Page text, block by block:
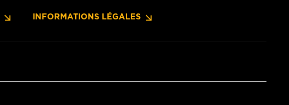
INFORMATIONS LÉGALES